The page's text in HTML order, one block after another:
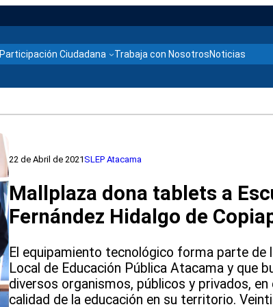
Participación Ciudadana Trabaja con NosotrosNoticias
22 de Abril de 2021SLEP Atacama
Mallplaza dona tablets a
Fernández Hidalgo de
El equipamiento tecnológico forma parte de
Local de Educación Pública Atacama y que
diversos organismos, públicos y privados,
calidad de la educación en su territorio.